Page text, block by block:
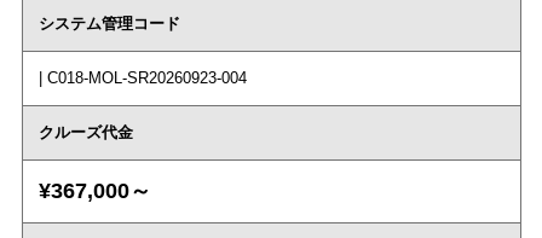
システム管理コード
| C018-MOL-SR20260923-004
クルーズ代金
¥367,000～